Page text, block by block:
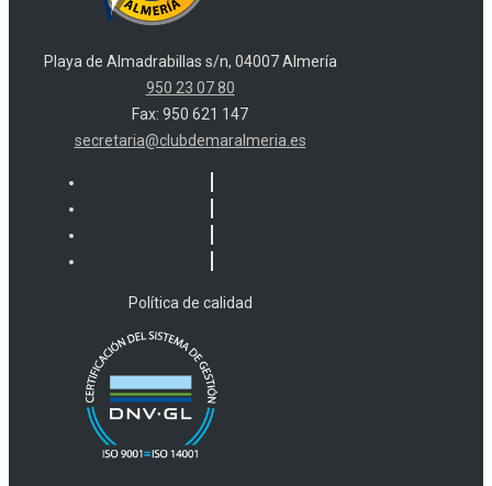
Playa de Almadrabillas s/n, 04007 Almería
950 23 07 80
Fax: 950 621 147
secretaria@clubdemaralmeria.es
Política de calidad